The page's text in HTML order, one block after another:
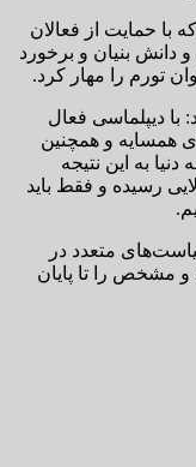
حمایت از فعالان
بنیان و برخورد
تورم را مهار کرد.
دیپلماسی فعال
همسایه و همچنین
به این نتیجه
رسیده و فقط باید
متعدد در
مشخص را تا پایان